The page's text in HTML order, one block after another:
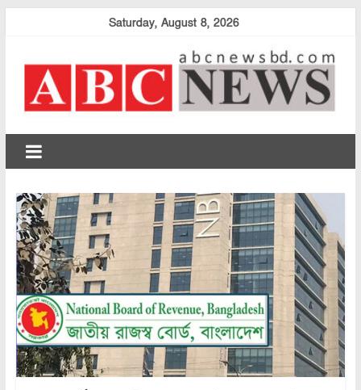
Saturday, August 8, 2026
abcnewsbd